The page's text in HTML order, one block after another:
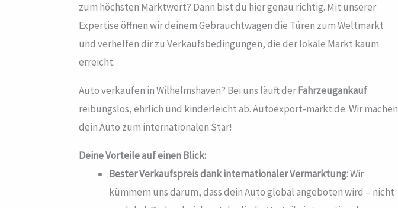
zum höchsten Marktwert? Dann bist du hier genau richtig. Mit unserer
Expertise öffnen wir deinem Gebrauchtwagen die Türen zum Weltmarkt
und verhelfen dir zu Verkaufsbedingungen, die der lokale Markt kaum
erreicht.
Auto verkaufen in Wilhelmshaven? Bei uns läuft derFahrzeugankauf
reibungslos, ehrlich und kinderleicht ab. Autoexport-markt.de: Wir machen
dein Auto zum internationalen Star!
Deine Vorteile auf einen Blick:
Bester Verkaufspreis dank internationaler Vermarktung:Wir
kümmern uns darum, dass dein Auto global angeboten wird – nicht